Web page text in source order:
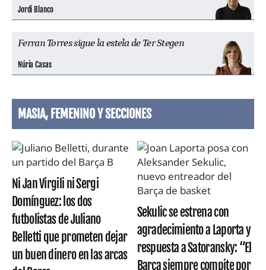
Jordi Blanco
Ferran Torres sigue la estela de Ter Stegen
Núria Casas
MASIA, FEMENINO Y SECCIONES
Ni Jan Virgili ni Sergi
Domínguez: los dos
futbolistas de Juliano
Belletti que prometen dejar
un buen dinero en las arcas
Sekulic se estrena con
agradecimiento a Laporta y
respuesta a Satoransky: “El
Barça siempre compite por